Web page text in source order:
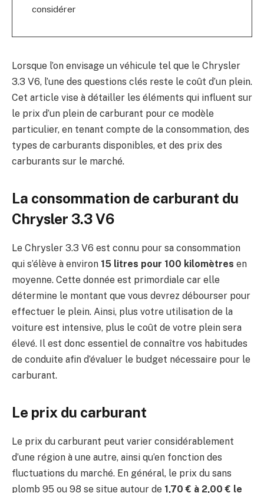
considérer
Lorsque l’on envisage un véhicule tel que le Chrysler
3.3 V6, l’une des questions clés reste le coût d’un plein.
Cet article vise à détailler les éléments qui influent sur
le prix d’un plein de carburant pour ce modèle
particulier, en tenant compte de la consommation, des
types de carburants disponibles, et des prix des
carburants sur le marché.
La consommation de carburant du
Chrysler 3.3 V6
Le Chrysler 3.3 V6 est connu pour sa consommation
qui s’élève à environ 15 litres pour 100 kilomètres en
moyenne. Cette donnée est primordiale car elle
détermine le montant que vous devrez débourser pour
effectuer le plein. Ainsi, plus votre utilisation de la
voiture est intensive, plus le coût de votre plein sera
élevé. Il est donc essentiel de connaître vos habitudes
de conduite afin d’évaluer le budget nécessaire pour le
carburant.
Le prix du carburant
Le prix du carburant peut varier considérablement
d’une région à une autre, ainsi qu’en fonction des
fluctuations du marché. En général, le prix du sans
plomb 95 ou 98 se situe autour de 1,70 € à 2,00 € le